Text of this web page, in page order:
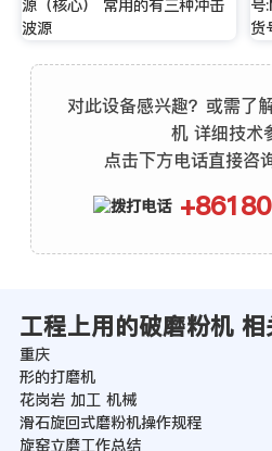
源（核心） 常用的有三种冲击
波源
号
货
对此设备感兴趣？或需了
机 详细技术
点击下方电话直接咨
工程上用的破磨粉机 相
重庆
形的打磨机
花岗岩 加工 机械
滑石旋回式磨粉机操作规程
旋窑立磨工作总结